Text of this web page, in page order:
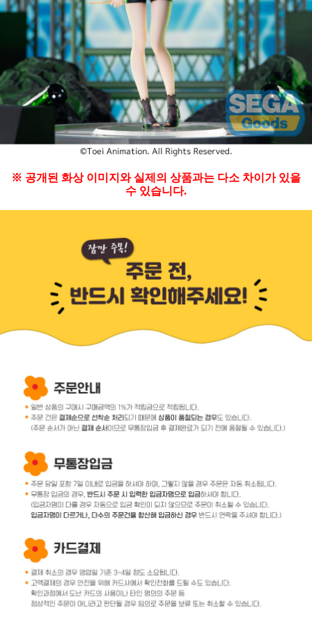
※ 공개된 화상 이미지와 실제의 상품과는 다소 차이가 있을
수 있습니다.